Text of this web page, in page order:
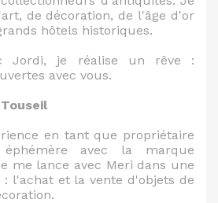
de décoration, de l'âge d'or
hôtels historiques.
Jordi, je réalise un rêve :
avec vous.
en tant que propriétaire
avec la marque
me lance avec Meri dans une
l'achat et la vente d'objets de